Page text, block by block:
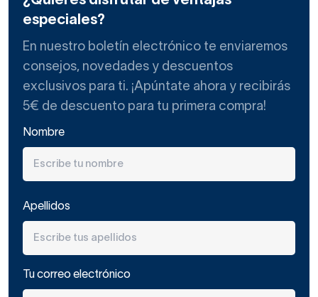
especiales?
En nuestro boletín electrónico te enviaremos
consejos, novedades y descuentos
exclusivos para ti. ¡Apúntate ahora y recibirás
5€ de descuento para tu primera compra!
Nombre
Apellidos
Tu correo electrónico